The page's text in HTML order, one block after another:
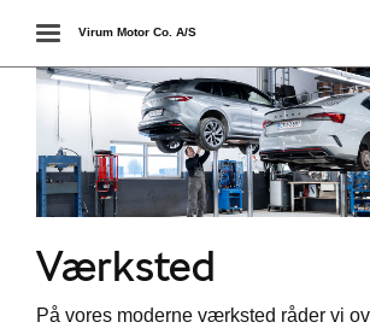
Toggle
navigation
Virum Motor Co. A/S
Værksted
På vores moderne værksted råder vi